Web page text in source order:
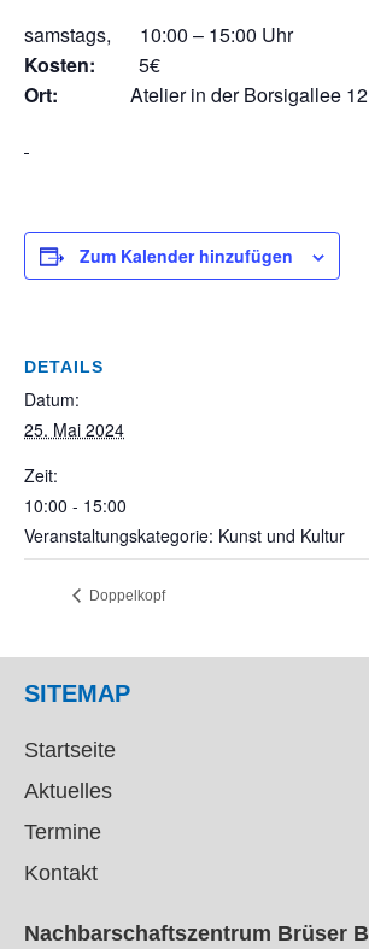
samstags, 10:00 – 15:00 Uhr
Kosten: 5€
Ort: Atelier in der Borsigallee
Zum Kalender hinzufügen
DETAILS
Datum:
25. Mai 2024
Zeit:
10:00 - 15:00
Veranstaltungskategorie: Kunst und Kultur
Doppelkopf
SITEMAP
Startseite
Aktuelles
Termine
Kontakt
Nachbarschaftszentrum Brüser